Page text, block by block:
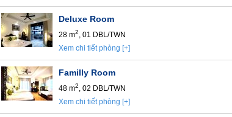
Deluxe Room
28 m2, 01 DBL/TWN
Xem chi tiết phòng [+]
Familly Room
48 m2, 02 DBL/TWN
Xem chi tiết phòng [+]